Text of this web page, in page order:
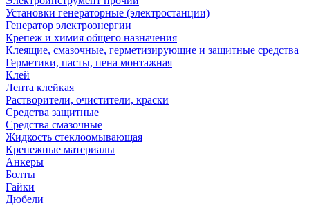
Установки генераторные (электростанции)
Генератор электроэнергии
Крепеж и химия общего назначения
Клеящие, смазочные, герметизирующие и защитные средства
Герметики, пасты, пена монтажная
Клей
Лента клейкая
Растворители, очистители, краски
Средства защитные
Средства смазочные
Жидкость стеклоомывающая
Крепежные материалы
Анкеры
Болты
Гайки
Дюбели